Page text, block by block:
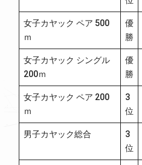
女子カヤック ペア 500
ｍ
優
勝
女子カヤック シングル
200ｍ
優
勝
女子カヤック ペア 200
ｍ
3
位
男子カヤック総合
3
位